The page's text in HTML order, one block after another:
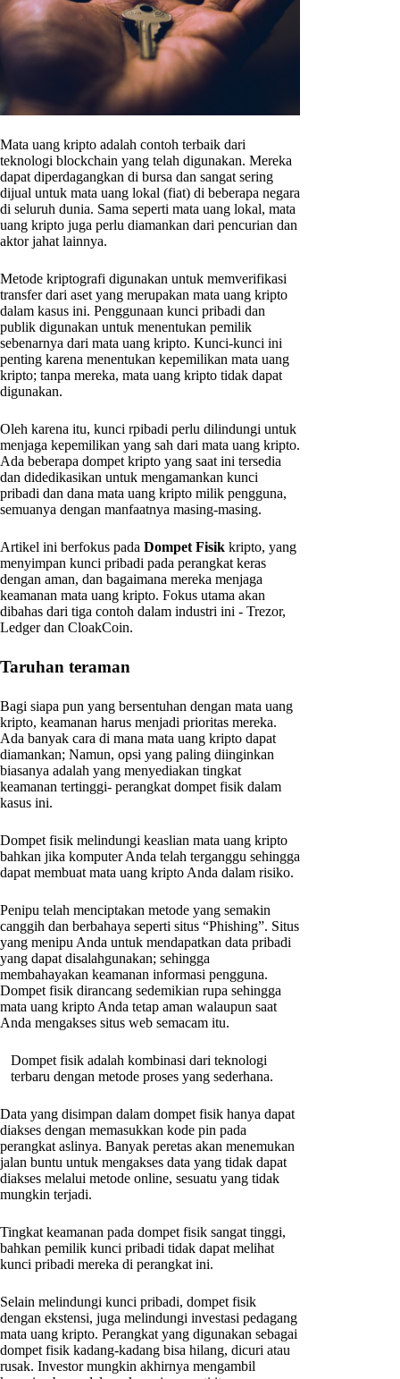
Mata uang kripto adalah contoh terbaik dari
teknologi blockchain yang telah digunakan. Mereka
dapat diperdagangkan di bursa dan sangat sering
dijual untuk mata uang lokal (fiat) di beberapa negara
di seluruh dunia. Sama seperti mata uang lokal, mata
uang kripto juga perlu diamankan dari pencurian dan
aktor jahat lainnya.
Metode kriptografi digunakan untuk memverifikasi
transfer dari aset yang merupakan mata uang kripto
dalam kasus ini. Penggunaan kunci pribadi dan
publik digunakan untuk menentukan pemilik
sebenarnya dari mata uang kripto. Kunci-kunci ini
penting karena menentukan kepemilikan mata uang
kripto; tanpa mereka, mata uang kripto tidak dapat
digunakan.
Oleh karena itu, kunci rpibadi perlu dilindungi untuk
menjaga kepemilikan yang sah dari mata uang kripto.
Ada beberapa dompet kripto yang saat ini tersedia
dan didedikasikan untuk mengamankan kunci
pribadi dan dana mata uang kripto milik pengguna,
semuanya dengan manfaatnya masing-masing.
Artikel ini berfokus pada Dompet Fisik kripto, yang
menyimpan kunci pribadi pada perangkat keras
dengan aman, dan bagaimana mereka menjaga
keamanan mata uang kripto. Fokus utama akan
dibahas dari tiga contoh dalam industri ini - Trezor,
Ledger dan CloakCoin.
Taruhan teraman
Bagi siapa pun yang bersentuhan dengan mata uang
kripto, keamanan harus menjadi prioritas mereka.
Ada banyak cara di mana mata uang kripto dapat
diamankan; Namun, opsi yang paling diinginkan
biasanya adalah yang menyediakan tingkat
keamanan tertinggi- perangkat dompet fisik dalam
kasus ini.
Dompet fisik melindungi keaslian mata uang kripto
bahkan jika komputer Anda telah terganggu sehingga
dapat membuat mata uang kripto Anda dalam risiko.
Penipu telah menciptakan metode yang semakin
canggih dan berbahaya seperti situs “Phishing”. Situs
yang menipu Anda untuk mendapatkan data pribadi
yang dapat disalahgunakan; sehingga
membahayakan keamanan informasi pengguna.
Dompet fisik dirancang sedemikian rupa sehingga
mata uang kripto Anda tetap aman walaupun saat
Anda mengakses situs web semacam itu.
Dompet fisik adalah kombinasi dari teknologi
terbaru dengan metode proses yang sederhana.
Data yang disimpan dalam dompet fisik hanya dapat
diakses dengan memasukkan kode pin pada
perangkat aslinya. Banyak peretas akan menemukan
jalan buntu untuk mengakses data yang tidak dapat
diakses melalui metode online, sesuatu yang tidak
mungkin terjadi.
Tingkat keamanan pada dompet fisik sangat tinggi,
bahkan pemilik kunci pribadi tidak dapat melihat
kunci pribadi mereka di perangkat ini.
Selain melindungi kunci pribadi, dompet fisik
dengan ekstensi, juga melindungi investasi pedagang
mata uang kripto. Perangkat yang digunakan sebagai
dompet fisik kadang-kadang bisa hilang, dicuri atau
rusak. Investor mungkin akhirnya mengambil